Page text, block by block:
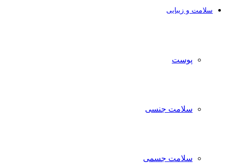
سلامت و زیبایی
پوست
سلامت جنسی
سلامت جسمی